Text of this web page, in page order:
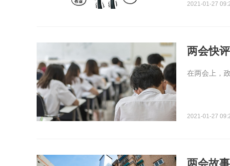
2021-01-27
两会快
在两会上，
2021-01-27
两会故